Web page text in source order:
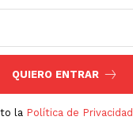
QUIERO ENTRAR
la Política de Privacidad